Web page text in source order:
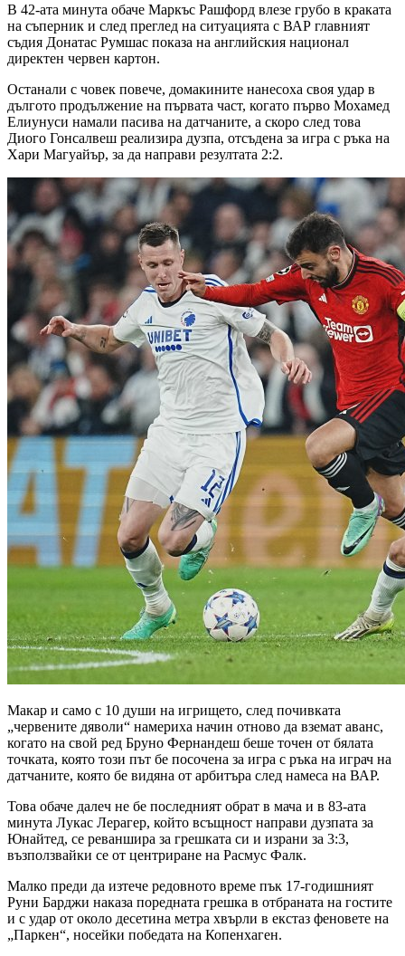
В 42-ата минута обаче Маркъс Рашфорд влезе грубо в краката
на съперник и след преглед на ситуацията с ВАР главният
съдия Донатас Румшас показа на английския национал
директен червен картон.
Останали с човек повече, домакините нанесоха своя удар в
дългото продължение на първата част, когато първо Мохамед
Елиунуси намали пасива на датчаните, а скоро след това
Диого Гонсалвеш реализира дузпа, отсъдена за игра с ръка на
Хари Магуайър, за да направи резултата 2:2.
Макар и само с 10 души на игрището, след почивката
„червените дяволи“ намериха начин отново да вземат аванс,
когато на свой ред Бруно Фернандеш беше точен от бялата
точката, която този път бе посочена за игра с ръка на играч на
датчаните, която бе видяна от арбитъра след намеса на ВАР.
Това обаче далеч не бе последният обрат в мача и в 83-ата
минута Лукас Лерагер, който всъщност направи дузпата за
Юнайтед, се реваншира за грешката си и израни за 3:3,
възползвайки се от центриране на Расмус Фалк.
Малко преди да изтече редовното време пък 17-годишният
Руни Барджи наказа поредната грешка в отбраната на гостите
и с удар от около десетина метра хвърли в екстаз феновете на
„Паркен“, носейки победата на Копенхаген.